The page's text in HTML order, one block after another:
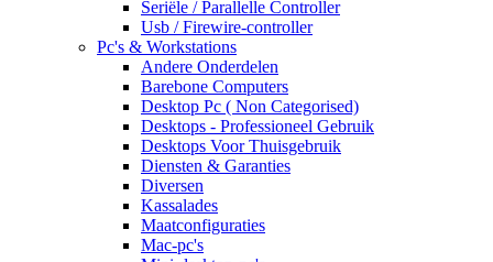
Seriële / Parallelle Controller
Usb / Firewire-controller
Pc's & Workstations
Andere Onderdelen
Barebone Computers
Desktop Pc ( Non Categorised)
Desktops - Professioneel Gebruik
Desktops Voor Thuisgebruik
Diensten & Garanties
Diversen
Kassalades
Maatconfiguraties
Mac-pc's